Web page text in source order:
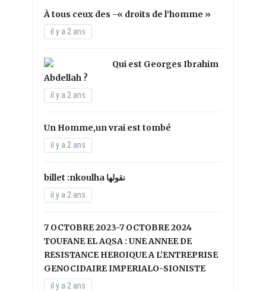
À tous ceux des -« droits de l’homme »
il y a 2 ans
Qui est Georges Ibrahim
Abdellah ?
il y a 2 ans
Un Homme,un vrai est tombé
il y a 2 ans
il y a 2 ans
7 OCTOBRE 2023-7 OCTOBRE 2024
TOUFANE EL AQSA : UNE ANNEE DE
RESISTANCE HEROIQUE A L’ENTREPRISE
GENOCIDAIRE IMPERIALO-SIONISTE
il y a 2 ans